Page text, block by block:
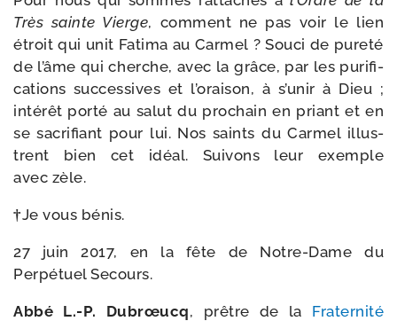
Très sainte Vierge, com­ment ne pas voir le lien
étroit qui unit Fatima au Carmel ? Souci de pure­té
de l’âme qui cherche, avec la grâce, par les puri­fi­
ca­tions suc­ces­sives et l’oraison, à s’unir à Dieu ;
inté­rêt por­té au salut du pro­chain en priant et en
se sacri­fiant pour lui. Nos saints du Carmel illus­
trent bien cet idéal. Suivons leur exemple
avec zèle.
†Je vous bénis.
27 juin 2017, en la fête de Notre-​Dame du
Perpétuel Secours.
Abbé L.-P. Dubrœucq, prêtre de la Fraternité